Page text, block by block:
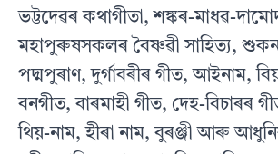
ভট্টদেৱৰ কথাগীতা, শঙ্কৰ-মাধৱ-
মহাপুৰুষসকলৰ বৈষ্ণৱী সাহিত্য,
পদ্মপুৰাণ, দুৰ্গাবৰীৰ গীত, আইনাম,
বনগীত, বাৰমাহী গীত, দেহ-বিচাৰৰ
থিয়-নাম, হীৰা নাম, বুৰঞ্জী আৰু